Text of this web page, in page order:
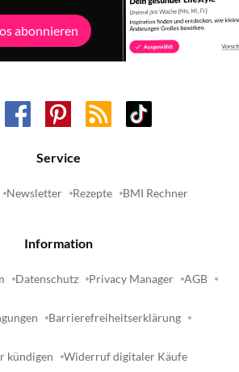
abonnieren
Service
Newsletter Rezepte BMI Rechner
Information
Datenschutz Privacy Manager AGB
Barrierefreiheitserklärung
kündigen Widerruf digitaler Käufe